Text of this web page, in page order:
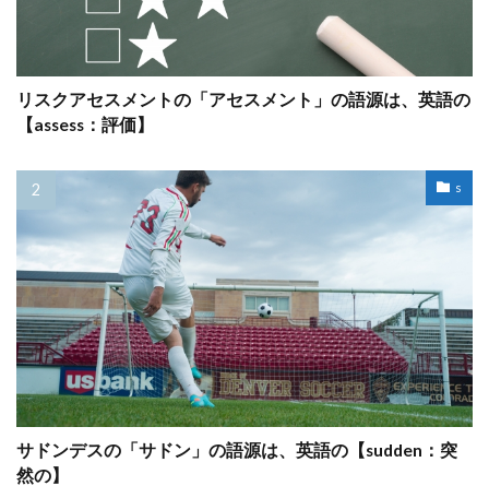
リスクアセスメントの「アセスメント」の語源は、英語の
【assess：評価】
s
サドンデスの「サドン」の語源は、英語の【sudden：突
然の】